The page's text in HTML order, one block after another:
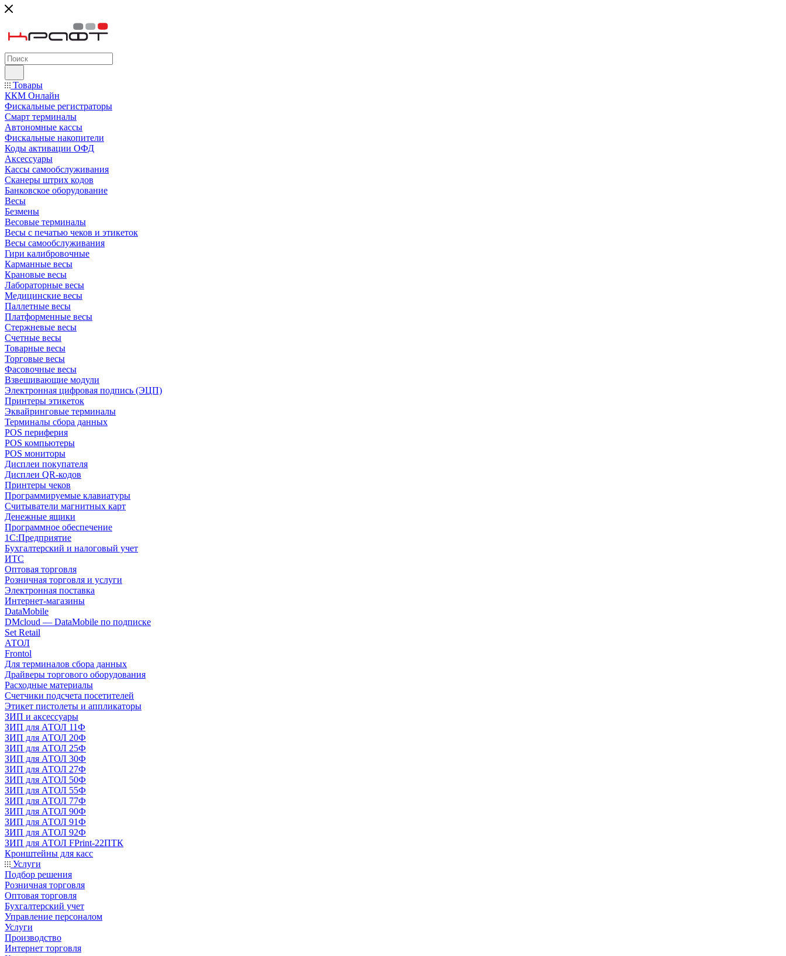
Товары
ККМ Онлайн
Фискальные регистраторы
Смарт терминалы
Автономные кассы
Фискальные накопители
Коды активации ОФД
Аксессуары
Кассы самообслуживания
Сканеры штрих кодов
Банковское оборудование
Весы
Безмены
Весовые терминалы
Весы с печатью чеков и этикеток
Весы самообслуживания
Гири калибровочные
Карманные весы
Крановые весы
Лабораторные весы
Медицинские весы
Паллетные весы
Платформенные весы
Стержневые весы
Счетные весы
Товарные весы
Торговые весы
Фасовочные весы
Взвешивающие модули
Электронная цифровая подпись (ЭЦП)
Принтеры этикеток
Эквайринговые терминалы
Терминалы сбора данных
POS периферия
POS компьютеры
POS мониторы
Дисплеи покупателя
Дисплеи QR-кодов
Принтеры чеков
Программируемые клавиатуры
Считыватели магнитных карт
Денежные ящики
Программное обеспечение
1С:Предприятие
Бухгалтерский и налоговый учет
ИТС
Оптовая торговля
Розничная торговля и услуги
Электронная поставка
Интернет-магазины
DataMobile
DMcloud — DataMobile по подписке
Set Retail
АТОЛ
Frontol
Для терминалов сбора данных
Драйверы торгового оборудования
Расходные материалы
Счетчики подсчета посетителей
Этикет пистолеты и аппликаторы
ЗИП и аксессуары
ЗИП для АТОЛ 11Ф
ЗИП для АТОЛ 20Ф
ЗИП для АТОЛ 25Ф
ЗИП для АТОЛ 30Ф
ЗИП для АТОЛ 27Ф
ЗИП для АТОЛ 50Ф
ЗИП для АТОЛ 55Ф
ЗИП для АТОЛ 77Ф
ЗИП для АТОЛ 90Ф
ЗИП для АТОЛ 91Ф
ЗИП для АТОЛ 92Ф
ЗИП для АТОЛ FPrint-22ПТК
Кронштейны для касс
Услуги
Подбор решения
Розничная торговля
Оптовая торговля
Бухгалтерский учет
Управление персоналом
Услуги
Производство
Интернет торговля